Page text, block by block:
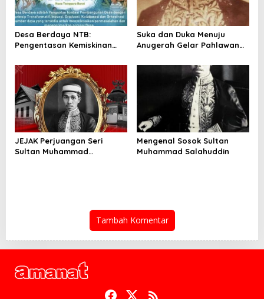
Desa Berdaya NTB:
Pengentasan Kemiskinan
SDGs
Suka dan Duka Menuju
Anugerah Gelar Pahlawan
JEJAK Perjuangan Seri
Sultan Muhammad
Mengenal Sosok Sultan
Muhammad Salahuddin
Tambah Komentar